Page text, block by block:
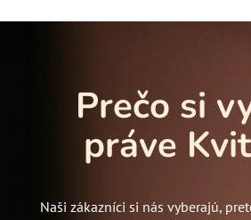
Prečo si
práve
Naši zákazníci si nás vyberajú,